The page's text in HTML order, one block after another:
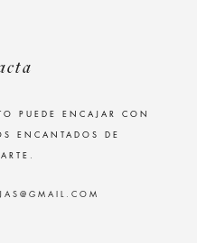
PUEDE ENCAJAR CON
ENCANTADOS DE